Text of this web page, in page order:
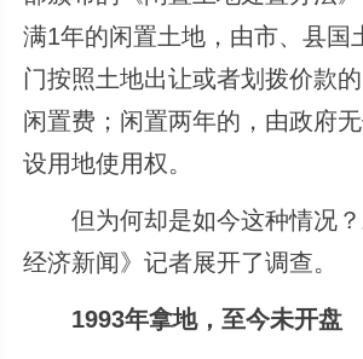
满1年的闲置土地，由市、县国
门按照土地出让或者划拨价款
闲置费；闲置两年的，由政府
设用地使用权。
但为何却是如今这种情况？
经济新闻》记者展开了调查。
1993年拿地，至今未开盘